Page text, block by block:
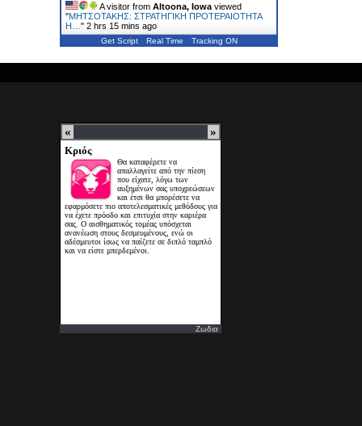
A visitor from Altoona, Iowa viewed
"ΜΗΤΣΟΤΑΚΗΣ: ΣΤΡΑΤΗΓΙΚΗ ΠΡΟΤΕΡΑΙΟΤΗΤΑ
Η… " 2 hrs 16 mins ago
Get Script Real Time Tracking ON
Ζωδια